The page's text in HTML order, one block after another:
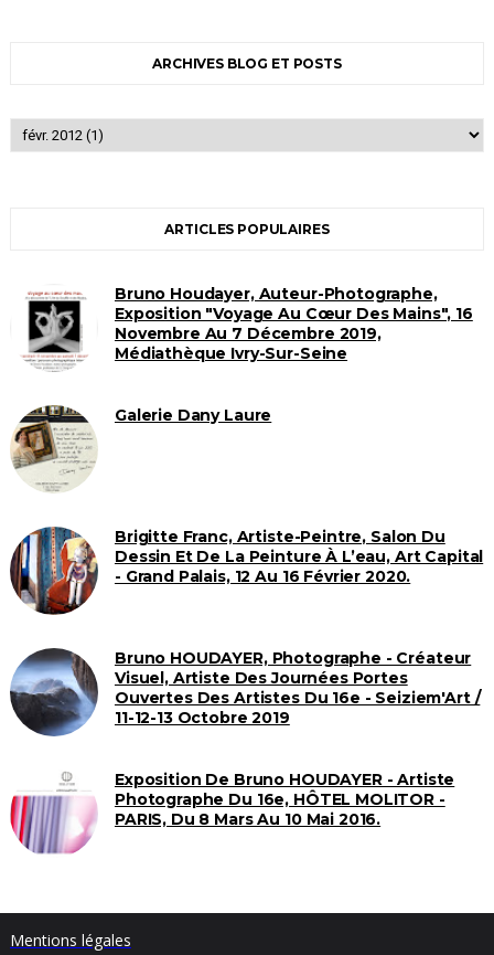
ARCHIVES BLOG ET POSTS
ARTICLES POPULAIRES
Bruno Houdayer, Auteur-Photographe,
Exposition "Voyage Au Cœur Des Mains", 16
Novembre Au 7 Décembre 2019,
Médiathèque Ivry-Sur-Seine
Galerie Dany Laure
Brigitte Franc, Artiste-Peintre, Salon Du
Dessin Et De La Peinture À L’eau, Art Capital
- Grand Palais, 12 Au 16 Février 2020.
Bruno HOUDAYER, Photographe - Créateur
Visuel, Artiste Des Journées Portes
Ouvertes Des Artistes Du 16e - Seiziem'Art /
11-12-13 Octobre 2019
Exposition De Bruno HOUDAYER - Artiste
Photographe Du 16e, HÔTEL MOLITOR -
PARIS, Du 8 Mars Au 10 Mai 2016.
Mentions légales